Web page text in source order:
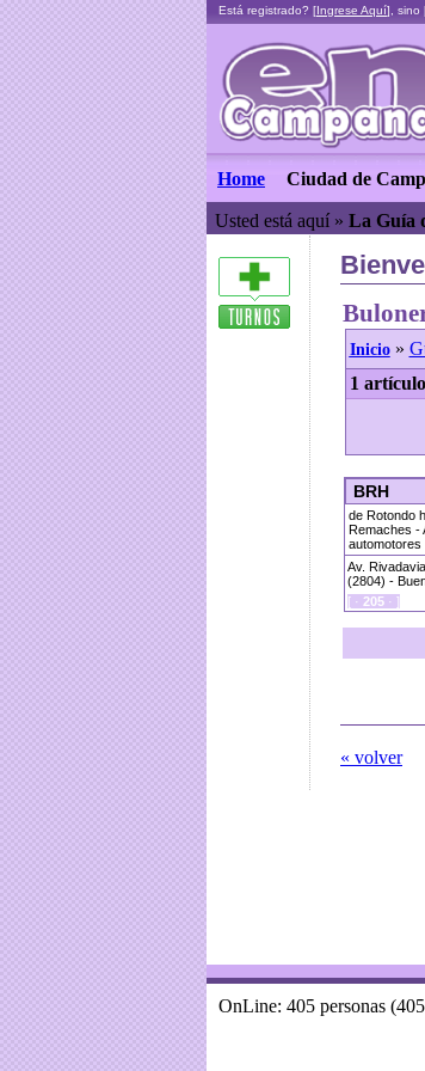
Está registrado? [Ingrese Aquí], sino
Home Ciudad de
Usted está aquí » La Guía
Inicio»
1
BRH
de Rotondo
Remaches -
automotores
Av.
(2804) -
[ · 205 · ]
« volver
OnLine: 405 personas